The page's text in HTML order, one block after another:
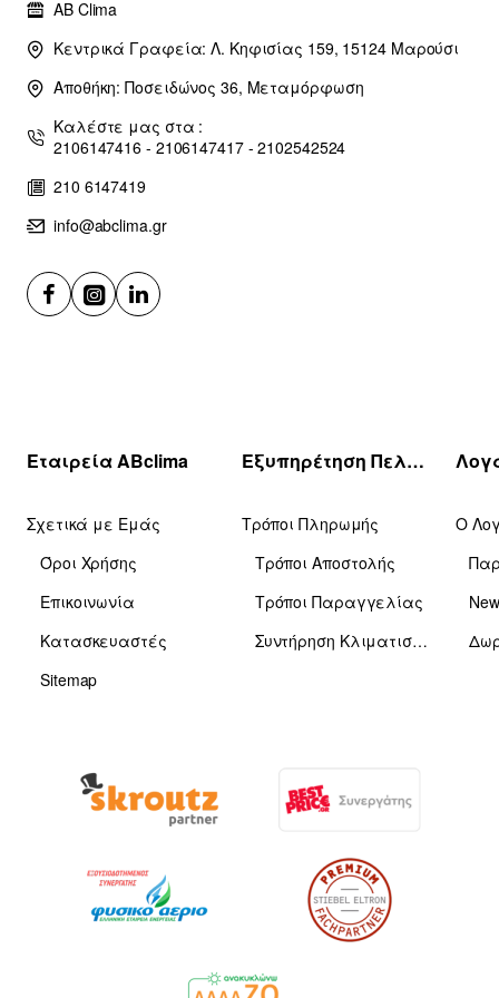
AB Clima
Κεντρικά Γραφεία: Λ. Κηφισίας 159, 15124 Μαρούσι
Αποθήκη: Ποσειδώνος 36, Μεταμόρφωση
Καλέστε μας στα :
2106147416 - 2106147417 - 2102542524
210 6147419
info@abclima.gr
Εταιρεία ABclima
Σχετικά με Εμάς
Όροι Χρήσης
Επικοινωνία
Κατασκευαστές
Sitemap
Εξυπηρέτηση Πελατών
Τρόποι Πληρωμής
Τρόποι Αποστολής
Τρόποι Παραγγελίας
Συντήρηση Κλιματιστικών
Ο